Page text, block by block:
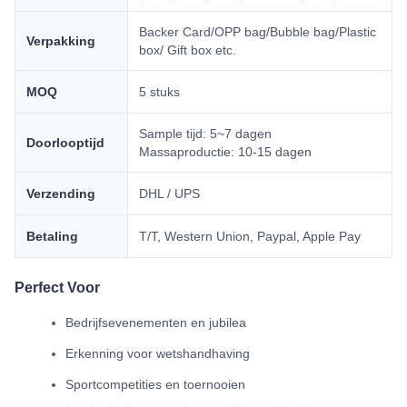
Verpakking
Backer Card/OPP bag/Bubble bag/Plastic
box/ Gift box etc.
MOQ 5 stuks
Doorlooptijd
Sample tijd: 5~7 dagen
Massaproductie: 10-15 dagen
Verzending DHL / UPS
Betaling T/T, Western Union, Paypal, Apple Pay
Perfect Voor
Bedrijfsevenementen en jubilea
Erkenning voor wetshandhaving
Sportcompetities en toernooien